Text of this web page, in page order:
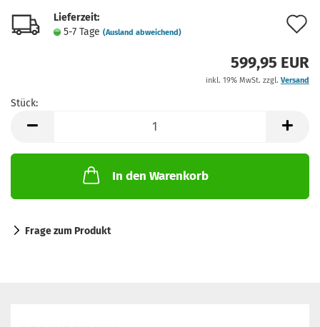
Lieferzeit:
5-7 Tage (Ausland abweichend)
599,95 EUR
inkl. 19% MwSt. zzgl. Versand
Stück:
In den Warenkorb
Frage zum Produkt